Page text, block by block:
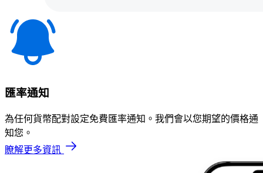
匯率通知
為任何貨幣配對設定免費匯率通知。我們會以您期望的價格通
知您。
瞭解更多資訊